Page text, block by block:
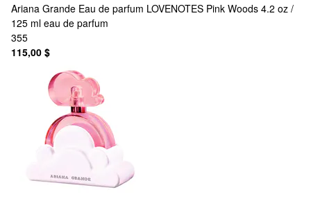
Ariana Grande Eau de parfum LOVENOTES Pink Woods 4.2 oz /
125 ml eau de parfum
355
115,00 $